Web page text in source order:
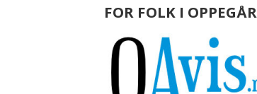
FOR FOLK I